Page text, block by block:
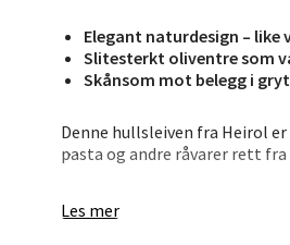
Elegant naturdesign – like
Slitesterkt oliventre som
Skånsom mot belegg i
Denne hullsleiven fra Heirol
pasta og andre råvarer rett
Materialet er skånsomt mot
Les mer